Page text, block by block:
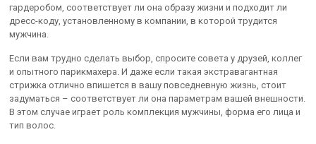
гардеробом, соответствует ли она образу жизни и подходит ли
дресс-коду, установленному в компании, в которой трудится
мужчина.
Если вам трудно сделать выбор, спросите совета у друзей, коллег
и опытного парикмахера. И даже если такая экстравагантная
стрижка отлично впишется в вашу повседневную жизнь, стоит
задуматься – соответствует ли она параметрам вашей внешности.
В этом случае играет роль комплекция мужчины, форма его лица и
тип волос.